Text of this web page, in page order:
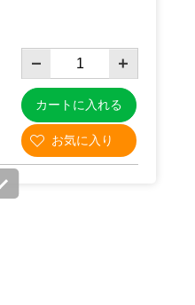
カートに入れる